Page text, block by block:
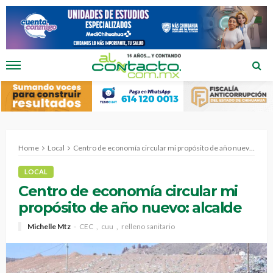
Home Local Centro de economía circular mi propósito de año nuevo: alcalde
LOCAL
Centro de economía circular mi
propósito de año nuevo: alcalde
Michelle Mtz CEC cuu relleno sanitario